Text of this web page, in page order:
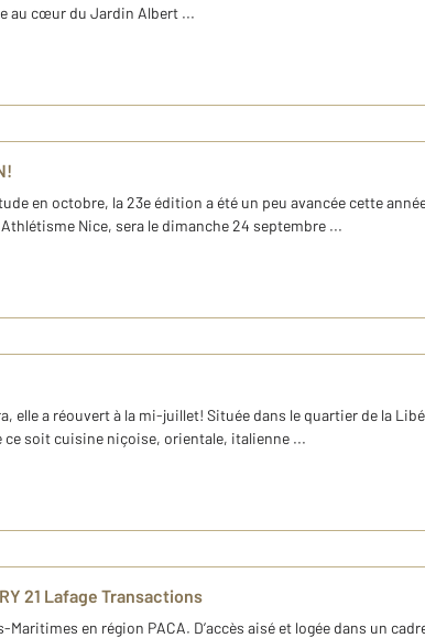
au cœur du Jardin Albert ...
en octobre, la 23e édition a été un peu avancée cette
Nice, sera le dimanche 24 septembre ...
elle a réouvert à la mi-juillet! Située dans le quartier de la
ce soit cuisine niçoise, orientale, italienne ...
21 Lafage Transactions
en région PACA. D’accès aisé et logée dans un